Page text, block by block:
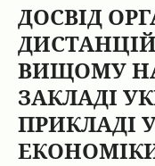
ДОСВІД
ВИЩОМУ
ЗАКЛАДІ
ПРИКЛАДІ